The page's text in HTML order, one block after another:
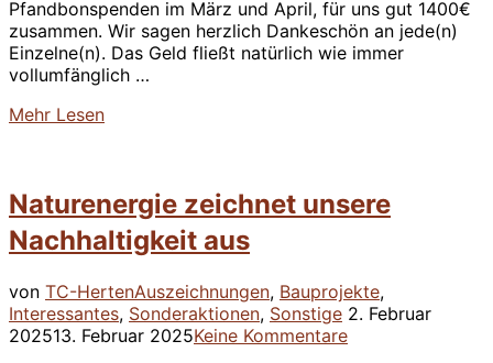
Pfandbonspenden im März und April, für uns gut 1400€
zusammen. Wir sagen herzlich Dankeschön an jede(n)
Einzelne(n). Das Geld fließt natürlich wie immer
vollumfänglich …
Mehr über
–
Wir
haben
Lesen
Naturenergie zeichnet unsere
Nachhaltigkeit aus
von TC-HertenAuszeichnungen, Bauprojekte,
Interessantes, Sonderaktionen, SonstigeVeröffentlicht
am
2. Februar
202513. Februar 2025Keine Kommentare